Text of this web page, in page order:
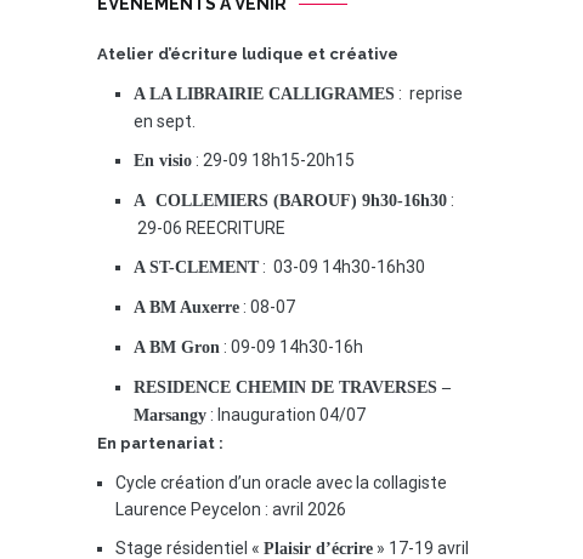
Atelier d’écriture ludique et créative
A LA LIBRAIRIE CALLIGRAMES : reprise
en sept.
En visio : 29-09 18h15-20h15
A COLLEMIERS (BAROUF) 9h30-16h30 :
29-06 REECRITURE
A ST-CLEMENT: 03-09 14h30-16h30
A BM Auxerre : 08-07
A BM Gron : 09-09 14h30-16h
RESIDENCE CHEMIN DE TRAVERSES –
Marsangy : Inauguration 04/07
En partenariat :
Cycle création d’un oracle avec la collagiste
Laurence Peycelon : avril 2026
Stage résidentiel « Plaisir d’écrire » 17-19 avril